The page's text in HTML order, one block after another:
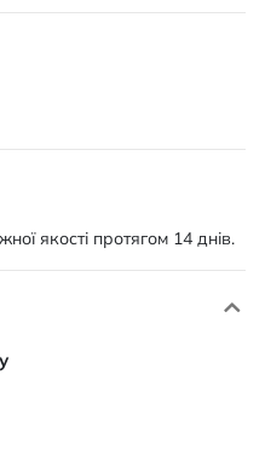
якості протягом 14 днів.